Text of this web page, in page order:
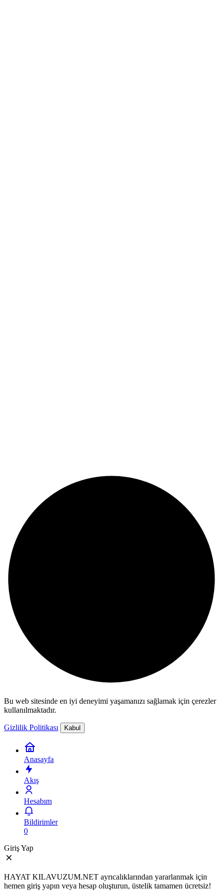
Bu web sitesinde en iyi deneyimi yaşamanızı sağlamak için çerezler
kullanılmaktadır.
Gizlilik Politikası Kabul
Anasayfa
Akış
Hesabım
Bildirimler
0
Giriş Yap
HAYAT KILAVUZUM.NET ayrıcalıklarından yararlanmak için
hemen giriş yapın veya hesap oluşturun, üstelik tamamen ücretsiz!